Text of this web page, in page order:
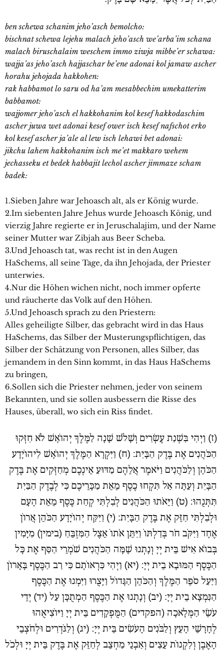
ben schewa schanim jeho’asch bemolcho:
bischnat schewa lejehu malach jeho’asch we’arba’im schana
malach biruschalaim weschem immo ziwja mibbe’er schawa:
wajja’as jeho’asch hajjaschar be’ene adonai kol jamaw ascher
horahu jehojada hakkohen:
rak habbamot lo saru od ha’am mesabbechim umekatterim
babbamot:
wajjomer jeho’asch el hakkohanim kol kesef hakkodaschim
ascher juwa wet adonai kesef ower isch kesef nafschot erko
kol kesef ascher ja’ale al lew isch lehawi bet adonai:
jikchu lahem hakkohanim isch me’et makkaro wehem
jechasseku et bedek habbajit lechol ascher jimmaze scham
badek:
1.Sieben Jahre war Jehoasch alt, als er König wurde.
2.Im siebenten Jahre Jehus wurde Jehoasch König, und
vierzig Jahre regierte er in Jeruschalajim, und der Name
seiner Mutter war Zibjah aus Beer Scheba.
3.Und Jehoasch tat, was recht ist in den Augen
HaSchems, all seine Tage, da ihn Jehojada, der Priester
unterwies.
4.Nur die Höhen wichen nicht, noch immer opferte
und räucherte das Volk auf den Höhen.
5.Und Jehoasch sprach zu den Priestern:
Alles geheiligte Silber, das gebracht wird in das Haus
HaSchems, das Silber der Musterungspflichtigen, das
Silber der Schätzung von Personen, alles Silber, das
jemandem in den Sinn kommt, in das Haus HaSchems
zu bringen,
6.Sollen sich die Priester nehmen, jeder von seinem
Bekannten, und sie sollen ausbessern die Risse des
Hauses, überall, wo sich ein Riss findet.
(ז) וַיְהִי בִּשְׁנַת עֶשְׂרִים וְשָׁלֹשׁ שָׁנָה לַמֶּלֶךְ יְהוֹאָשׁ לֹא חִזְּקוּ
הַכֹּהֲנִים אֶת בֶּדֶק הַבָּיִת: (ח) וַיִּקְרָא הַמֶּלֶךְ יְהוֹאָשׁ לִיהוֹיָדָע
הַכֹּהֵן וְלַכֹּהֲנִים וַיֹּאמֶר אֲלֵהֶם מַדּוּעַ אֵינְכֶם מְחַזְּקִים אֶת בֶּדֶק
הַבָּיִת וְעַתָּה אַל תִּקְחוּ כֶסֶף מֵאֵת מַכָּרֵיכֶם כִּי לְבֶדֶק הַבַּיִת
תִּתְּנֻהוּ: (ט) וַיֵּאֹתוּ הַכֹּהֲנִים לְבִלְתִּי קְחַת כֶּסֶף מֵאֵת הָעָם
וּלְבִלְתִּי חַזֵּק אֶת בֶּדֶק הַבָּיִת: (י) וַיִּקַּח יְהוֹיָדָע הַכֹּהֵן אֲרוֹן
אֶחָד וַיִּקֹּב חֹר בְּדַלְתּוֹ וַיִּתֵּן אֹתוֹ אֵצֶל הַמִּזְבֵּחַ (בימין) מִיָּמִין
בְּבוֹא אִישׁ בֵּית יְיָ וְנָתְנוּ שָׁמָּה הַכֹּהֲנִים שֹׁמְרֵי הַסַּף אֶת כָּל
הַכֶּסֶף הַמּוּבָא בֵית יְיָ: (יא) וַיְהִי כִּרְאוֹתָם כִּי רַב הַכֶּסֶף בָּאָרוֹן
וַיַּעַל סֹפֵר הַמֶּלֶךְ וְהַכֹּהֵן הַגָּדוֹל וַיָּצֻרוּ וַיִּמְנוּ אֶת הַכֶּסֶף
הַנִּמְצָא בֵית יְיָ: (יב) וְנָתְנוּ אֶת הַכֶּסֶף הַמְתֻכָּן עַל (יד) יְדֵי
עֹשֵׂי הַמְּלָאכָה (הפקדים) הַמֻּפְקָדִים בֵּית יְיָ וַיּוֹצִיאֻהוּ
לְחָרָשֵׁי הָעֵץ וְלַבֹּנִים הָעֹשִׂים בֵּית יְיָ: (יג) וְלַגֹּדְרִים וּלְחֹצְבֵי
הָאֶבֶן וְלִקְנוֹת עֵצִים וְאַבְנֵי מַחְצֵב לְחַזֵּק אֶת בֶּדֶק בֵּית יְיָ וּלְכֹל